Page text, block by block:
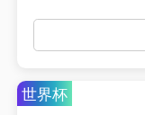
世界杯